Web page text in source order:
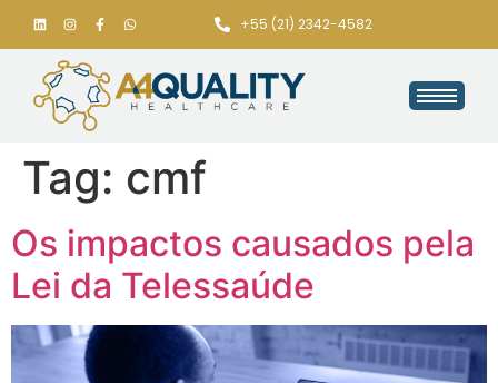
+55 (21) 2342-4582
Tag: cmf
Os impactos causados pela
Lei da Telessaúde